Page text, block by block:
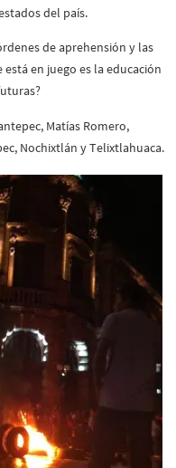
del país.
de aprehensión y las
en juego es la educación
Matías Romero,
Nochixtlán y Telixtlahuaca.